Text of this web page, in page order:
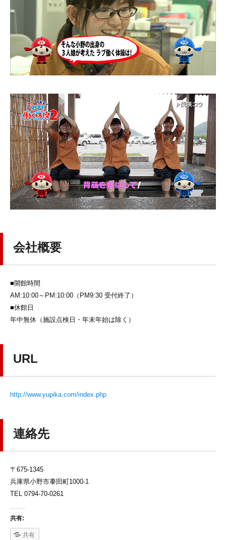
会社概要
■開館時間
AM:10:00～PM:10:00（PM9:30 受付終了）
■休館日
年中無休（施設点検日・年末年始は除く）
URL
http://www.yupika.com/index.php
連絡先
〒675-1345
兵庫県小野市黍田町1000-1
TEL 0794-70-0261
共有:
共有